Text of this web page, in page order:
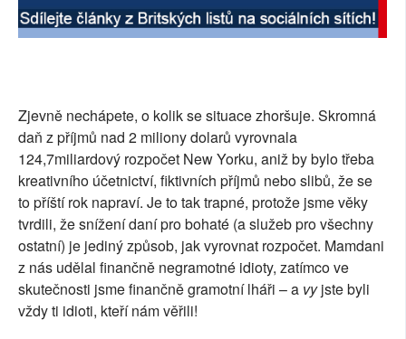
Zjevně nechápete, o kolik se situace zhoršuje. Skromná
daň z příjmů nad 2 miliony dolarů vyrovnala
124,7miliardový rozpočet New Yorku, aniž by bylo třeba
kreativního účetnictví, fiktivních příjmů nebo slibů, že se
to příští rok napraví. Je to tak trapné, protože jsme věky
tvrdili, že snížení daní pro bohaté (a služeb pro všechny
ostatní) je jediný způsob, jak vyrovnat rozpočet. Mamdani
z nás udělal finančně negramotné idioty, zatímco ve
skutečnosti jsme finančně gramotní lháři – a vyjste byli
vždy ti idioti, kteří nám věřili!